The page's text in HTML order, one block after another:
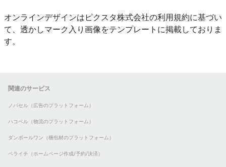
オンラインデザインはピクスタ株式会社の利用規約に基づい
て、透かしマーク入り画像をテンプレートに掲載しておりま
す。
関連のサービス
ノバセル（広告のプラットフォーム）
ハコベル（物流のプラットフォーム）
ダンボールワン（梱包材のプラットフォーム）
ペライチ（ホームページ作成/予約/決済）